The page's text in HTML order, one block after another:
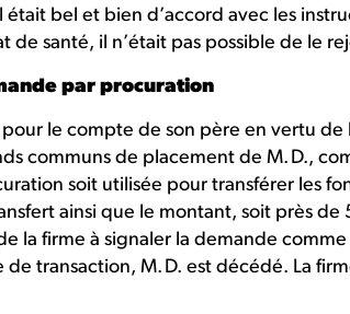
était bel et bien d’accord avec les
de santé, il n’était pas possible de le
par procuration
pour le compte de son père en vertu
communs de placement de M. D.,
soit utilisée pour transférer les
ainsi que le montant, soit près
la firme à signaler la demande
de transaction, M. D. est décédé. La